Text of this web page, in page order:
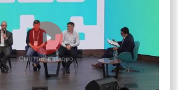
Смотреть видео